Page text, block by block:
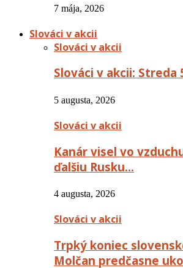
7 mája, 2026
Slováci v akcii
Slováci v akcii
Slováci v akcii: Streda
5 augusta, 2026
Slováci v akcii
Kanár visel vo
ďalšiu Rusku…
4 augusta, 2026
Slováci v akcii
Trpký koniec
Molčan predčasne